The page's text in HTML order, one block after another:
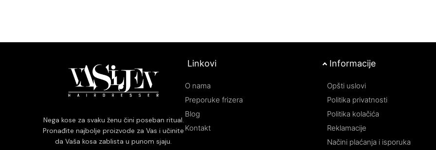
Nega kose za svaku ženu čini poseban ritual.
Pronađite najbolje proizvode za Vas i učinite
da Vaša kosa zablista u punom sjaju.
Linkovi
O nama
Preporuke frizera
Blog
Kontakt
Informacije
Opšti uslovi
Politika privatnosti
Politika kolačića
Reklamacije
Načini plaćanja i isporuka